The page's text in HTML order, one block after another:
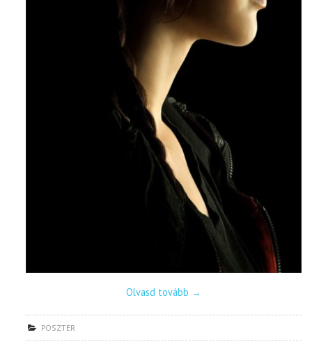
Olvasd tovább →
POSZTER